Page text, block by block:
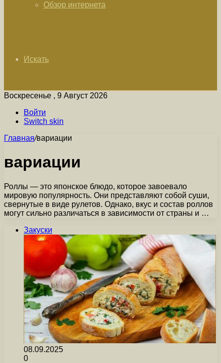
Обзор интернета
Искать
Воскресенье , 9 Август 2026
Войти
Switch skin
Главная/вариации
вариации
Роллы — это японское блюдо, которое завоевало
мировую популярность. Они представляют собой суши,
свернутые в виде рулетов. Однако, вкус и состав роллов
могут сильно различаться в зависимости от страны и …
Закуски
08.09.2025
0